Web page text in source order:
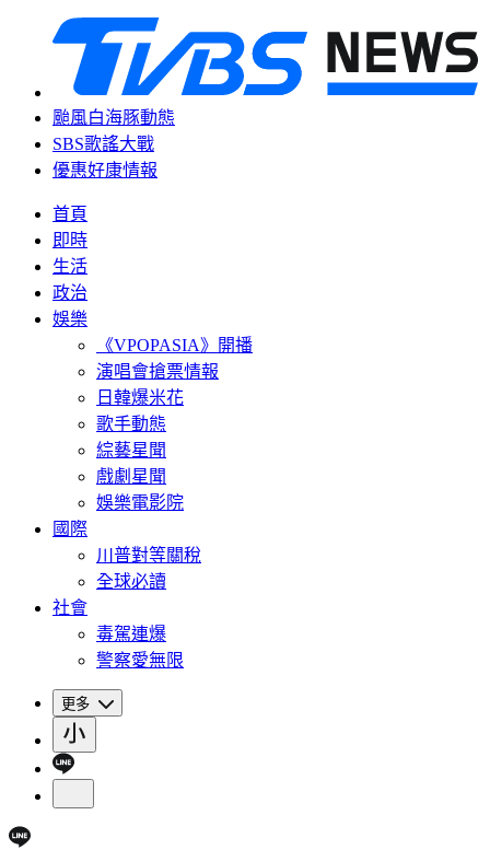
颱風白海豚動態
SBS歌謠大戰
優惠好康情報
首頁
即時
生活
政治
娛樂
《VPOPASIA》開播
演唱會搶票情報
日韓爆米花
歌手動態
綜藝星聞
戲劇星聞
娛樂電影院
國際
川普對等關稅
全球必讀
社會
毒駕連爆
警察愛無限
更多